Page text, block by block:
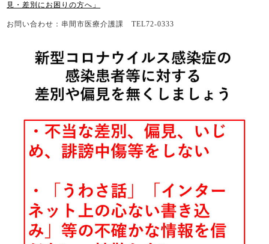
見・差別にお困りの方へ」
お問い合わせ：串間市医療介護課 TEL72-0333